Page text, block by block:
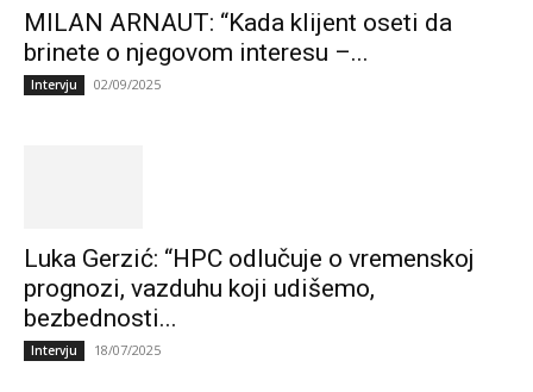
MILAN ARNAUT: “Kada klijent oseti da
brinete o njegovom interesu –...
Intervju 02/09/2025
Luka Gerzić: “HPC odlučuje o vremenskoj
prognozi, vazduhu koji udišemo,
bezbednosti...
Intervju 18/07/2025